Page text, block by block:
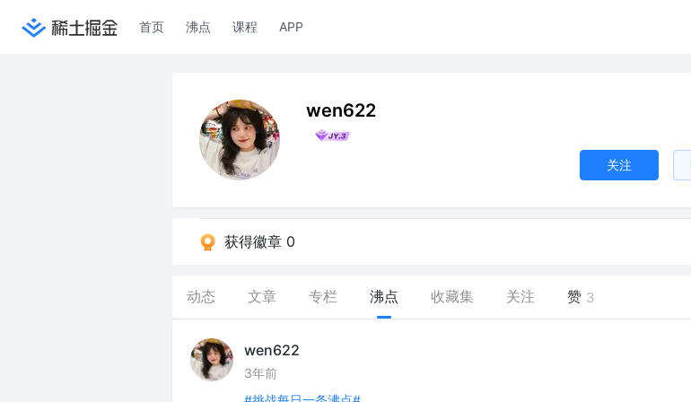
首页 沸点 课程 APP
wen622
关注
获得徽章 0
动态 文章 专栏 沸点 收藏集 关注 赞 3
wen622
3年前